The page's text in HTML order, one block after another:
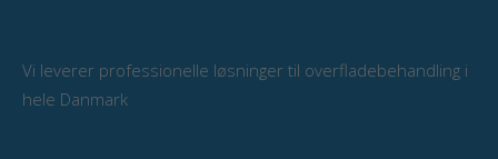
Vi leverer professionelle løsninger til overfladebehandling i
hele Danmark